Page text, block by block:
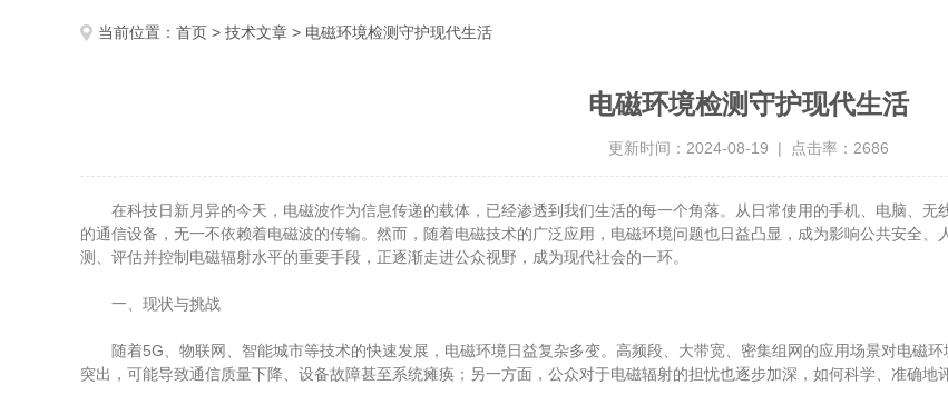
当前位置： 首页 > 技术文章 > 电磁环境检测守护现代生活
电磁环境检测守护现代生活
更新时间：2024-08-19 | 点击率：2686
在科技日新月异的今天，电磁波作为信息传递的载体，已经渗透到我们生活的每一个角落。从日常使用的手机、电脑、无
的通信设备，无一不依赖着电磁波的传输。然而，随着电磁技术的广泛应用，电磁环境问题也日益凸显，成为影响公共安全、
测、评估并控制电磁辐射水平的重要手段，正逐渐走进公众视野，成为现代社会的一环。
一、现状与挑战
随着5G、物联网、智能城市等技术的快速发展，电磁环境日益复杂多变。高频段、大带宽、密集组网的应用场景对电磁
突出，可能导致通信质量下降、设备故障甚至系统瘫痪；另一方面，公众对于电磁辐射的担忧也逐步加深，如何科学、准确地